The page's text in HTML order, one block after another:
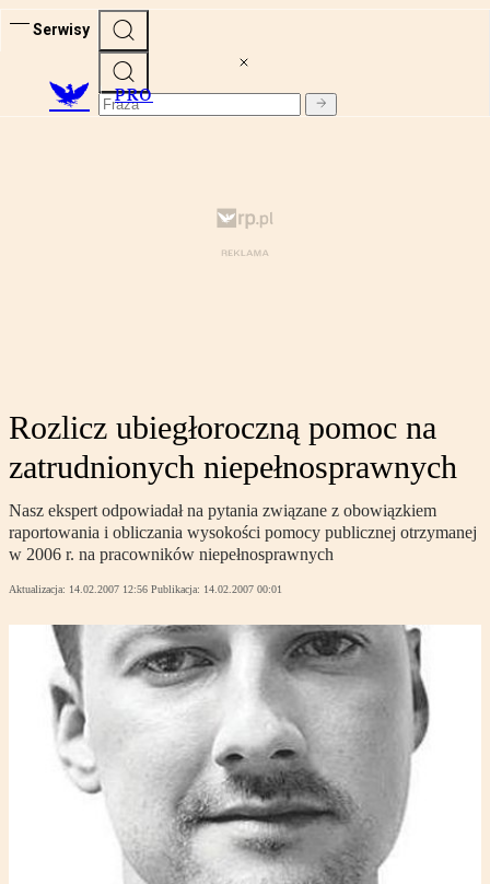
Serwisy
PRO
Rozlicz ubiegłoroczną pomoc na
zatrudnionych niepełnosprawnych
Nasz ekspert odpowiadał na pytania związane z obowiązkiem
raportowania i obliczania wysokości pomocy publicznej otrzymanej
w 2006 r. na pracowników niepełnosprawnych
Aktualizacja: 14.02.2007 12:56 Publikacja: 14.02.2007 00:01